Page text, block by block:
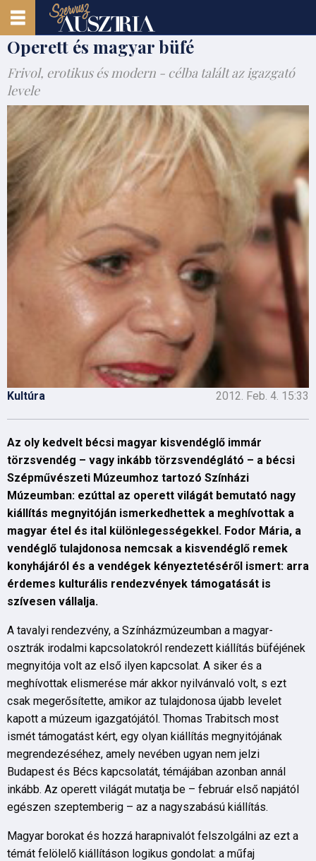
Operett és magyar büfé
Frivol, erotikus és modern - célba talált az igazgató
levele
Kultúra 2012. Feb. 4. 15:33
Az oly kedvelt bécsi magyar kisvendéglő immár
törzsvendég – vagy inkább törzsvendéglátó – a bécsi
Szépművészeti Múzeumhoz tartozó Színházi
Múzeumban: ezúttal az operett világát bemutató nagy
kiállítás megnyitóján ismerkedhettek a meghívottak a
magyar étel és ital különlegességekkel. Fodor Mária, a
vendéglő tulajdonosa nemcsak a kisvendéglő remek
konyhájáról és a vendégek kényeztetéséről ismert: arra
érdemes kulturális rendezvények támogatását is
szívesen vállalja.
A tavalyi rendezvény, a Színházmúzeumban a magyar-
osztrák irodalmi kapcsolatokról rendezett kiállítás büféjének
megnyitója volt az első ilyen kapcsolat. A siker és a
meghívottak elismerése már akkor nyilvánvaló volt, s ezt
csak megerősítette, amikor az tulajdonosa újabb levelet
kapott a múzeum igazgatójától. Thomas Trabitsch most
ismét támogatást kért, egy olyan kiállítás megnyitójának
megrendezéséhez, amely nevében ugyan nem jelzi
Budapest és Bécs kapcsolatát, témájában azonban annál
inkább. Az operett világát mutatja be – február első napjától
egészen szeptemberig – az a nagyszabású kiállítás.
Magyar borokat és hozzá harapnivalót felszolgálni az ezt a
témát felölelő kiállításon logikus gondolat: a műfaj